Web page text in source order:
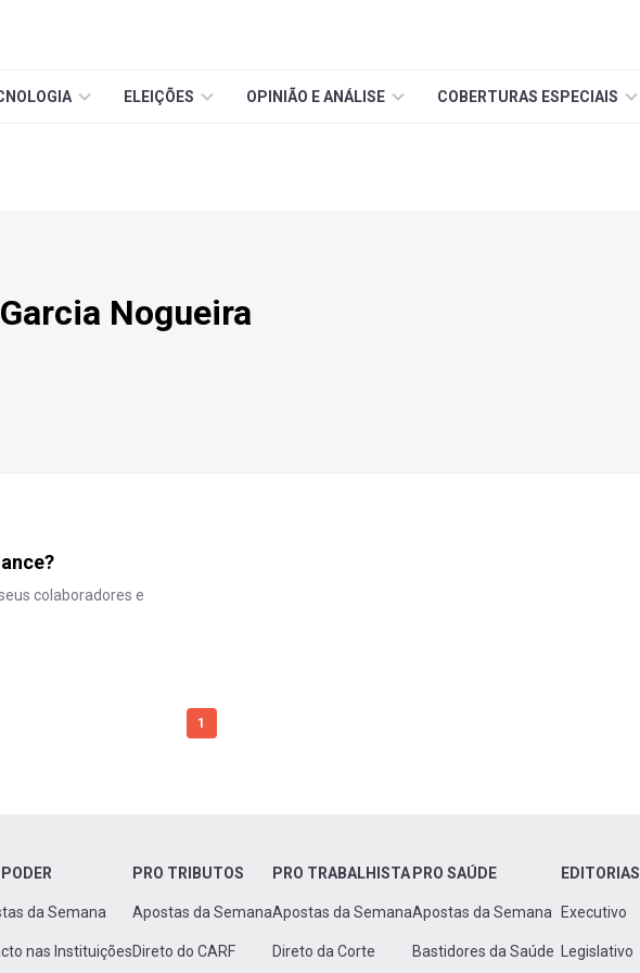
ELEIÇÕES OPINIÃO E ANÁLISE COBERTURAS ESPECIAIS
Nogueira
colaboradores e
1
da Semana
nas Instituições
PRO TRIBUTOS
Apostas da Semana
Direto do CARF
PRO TRABALHISTA
Apostas da Semana
Direto da Corte
PRO SAÚDE
Apostas da Semana
Bastidores da Saúde
EDITORIAS
Executivo
Legislativo